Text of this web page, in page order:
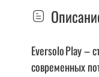
Eversolo Play –
современных